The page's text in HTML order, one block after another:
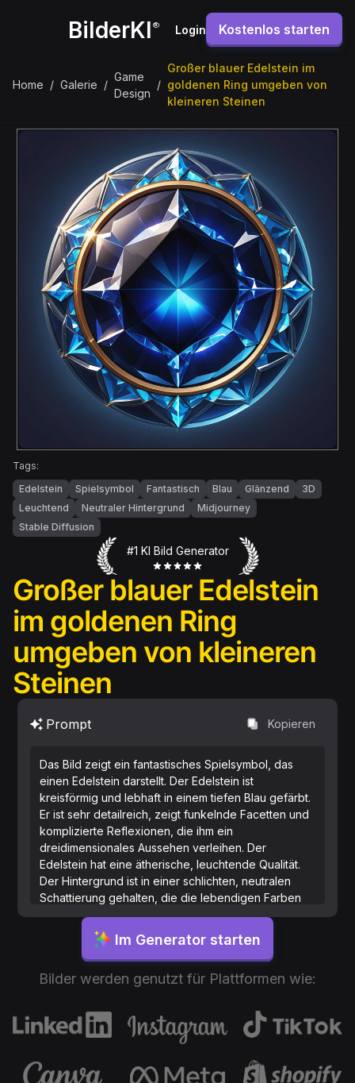
BilderKI® Login Kostenlos starten
Home / Galerie /
Game
Design
/
Großer blauer Edelstein im
goldenen Ring umgeben von
kleineren Steinen
Tags:
Edelstein
Spielsymbol Fantastisch Blau Glänzend
3D
Leuchtend
Neutraler Hintergrund
Midjourney
Stable Diffusion
#1 KI Bild Generator
Großer blauer Edelstein
im goldenen Ring
umgeben von kleineren
Steinen
Prompt Kopieren
Das Bild zeigt ein fantastisches Spielsymbol, das
einen Edelstein darstellt. Der Edelstein ist
kreisförmig und lebhaft in einem tiefen Blau gefärbt.
Er ist sehr detailreich, zeigt funkelnde Facetten und
komplizierte Reflexionen, die ihm ein
dreidimensionales Aussehen verleihen. Der
Edelstein hat eine ätherische, leuchtende Qualität.
Der Hintergrund ist in einer schlichten, neutralen
Schattierung gehalten, die die lebendigen Farben
des Edelsteins hervorhebt.
Im Generator starten
Bilder werden genutzt für Plattformen wie: